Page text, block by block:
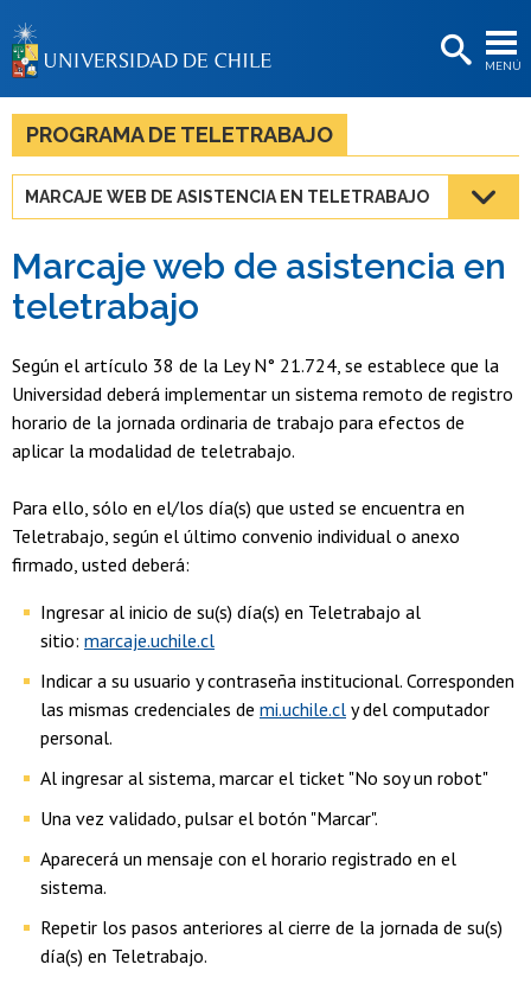
MENÚ
BIBLIOTECAS
LA UNIVERSIDAD
Estudiantes
Académicas/os
Egresadas/os
PROGRAMA DE TELETRABAJO
MARCAJE WEB DE ASISTENCIA EN TELETRABAJO
Marcaje web de asistencia en
teletrabajo
Según el artículo 38 de la Ley N° 21.724, se establece que la
Universidad deberá implementar un sistema remoto de registro
horario de la jornada ordinaria de trabajo para efectos de
aplicar la modalidad de teletrabajo.
Para ello, sólo en el/los día(s) que usted se encuentra en
Teletrabajo, según el último convenio individual o anexo
firmado, usted deberá:
Ingresar al inicio de su(s) día(s) en Teletrabajo al
sitio: marcaje.uchile.cl
Indicar a su usuario y contraseña institucional. Corresponden
las mismas credenciales de mi.uchile.cl y del computador
personal.
Al ingresar al sistema, marcar el ticket "No soy un robot"
Una vez validado, pulsar el botón "Marcar".
Aparecerá un mensaje con el horario registrado en el
sistema.
Repetir los pasos anteriores al cierre de la jornada de su(s)
día(s) en Teletrabajo.